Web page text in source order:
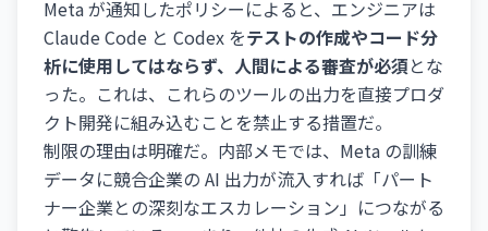
Meta が通知したポリシーによると、エンジニアは
Claude Code と Codex をテストの作成やコード分
析に使用してはならず、人間による審査が必須とな
った。これは、これらのツールの出力を直接プロダ
クト開発に組み込むことを禁止する措置だ。
制限の理由は明確だ。内部メモでは、Meta の訓練
データに競合企業の AI 出力が流入すれば「パート
ナー企業との深刻なエスカレーション」につながる